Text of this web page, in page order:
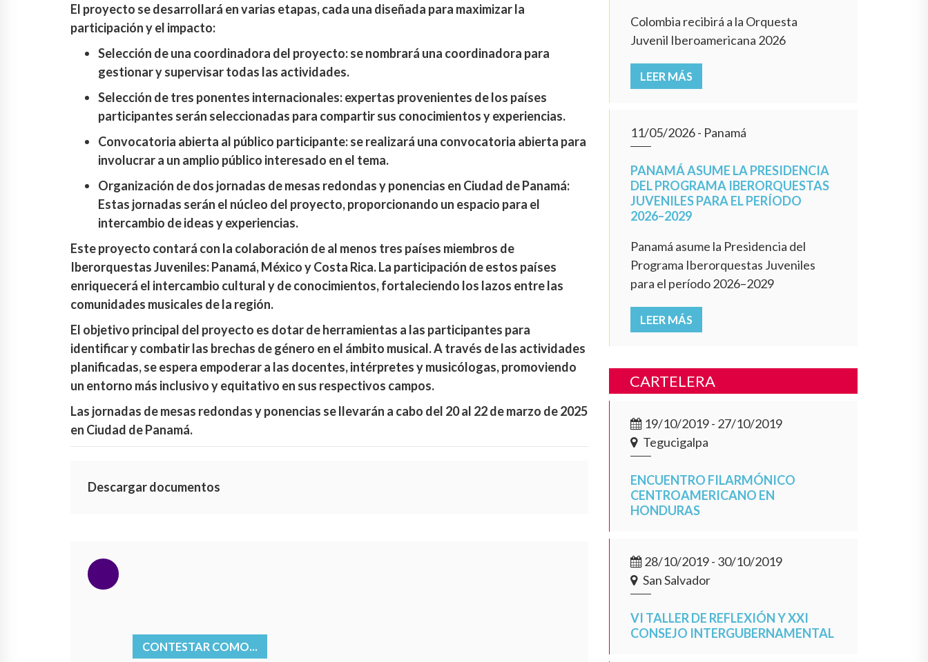
El proyecto se desarrollará en varias etapas, cada una diseñada para maximizar la
participación y el impacto:
Selección de una coordinadora del proyecto: se nombrará una coordinadora para
gestionar y supervisar todas las actividades.
Selección de tres ponentes internacionales: expertas provenientes de los países
participantes serán seleccionadas para compartir sus conocimientos y experiencias.
Convocatoria abierta al público participante: se realizará una convocatoria abierta para
involucrar a un amplio público interesado en el tema.
Organización de dos jornadas de mesas redondas y ponencias en Ciudad de Panamá:
Estas jornadas serán el núcleo del proyecto, proporcionando un espacio para el
intercambio de ideas y experiencias.
Este proyecto contará con la colaboración de al menos tres países miembros de
Iberorquestas Juveniles: Panamá, México y Costa Rica. La participación de estos países
enriquecerá el intercambio cultural y de conocimientos, fortaleciendo los lazos entre las
comunidades musicales de la región.
El objetivo principal del proyecto es dotar de herramientas a las participantes para
identificar y combatir las brechas de género en el ámbito musical. A través de las actividades
planificadas, se espera empoderar a las docentes, intérpretes y musicólogas, promoviendo
un entorno más inclusivo y equitativo en sus respectivos campos.
Las jornadas de mesas redondas y ponencias se llevarán a cabo del 20 al 22 de marzo de 2025
en Ciudad de Panamá.
Descargar documentos
CONTESTAR COMO...
Colombia recibirá a la Orquesta
Juvenil Iberoamericana 2026
LEER MÁS
11/05/2026- Panamá
PANAMÁ ASUME LA PRESIDENCIA
DEL PROGRAMA IBERORQUESTAS
JUVENILES PARA EL PERÍODO
2026–2029
Panamá asume la Presidencia del
Programa Iberorquestas Juveniles
para el período 2026–2029
LEER MÁS
CARTELERA
19/10/2019 - 27/10/2019
Tegucigalpa
ENCUENTRO FILARMÓNICO
CENTROAMERICANO EN
HONDURAS
28/10/2019 - 30/10/2019
San Salvador
VI TALLER DE REFLEXIÓN Y XXI
CONSEJO INTERGUBERNAMENTAL